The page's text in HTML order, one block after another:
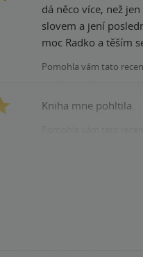
dá něco více, než
slovem a jení
moc Radko a těším
Pomohla vám tato
Kniha mne pohltila.